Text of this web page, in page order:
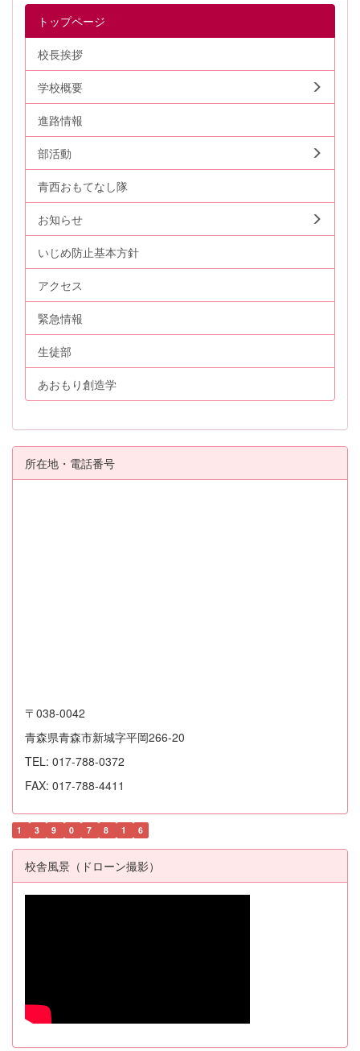
トップページ
校長挨拶
学校概要
進路情報
部活動
青西おもてなし隊
お知らせ
いじめ防止基本方針
アクセス
緊急情報
生徒部
あおもり創造学
所在地・電話番号
〒038-0042
青森県青森市新城字平岡266-20
TEL: 017-788-0372
FAX: 017-788-4411
1 3 9 0 7 8 1 6
校舎風景（ドローン撮影）